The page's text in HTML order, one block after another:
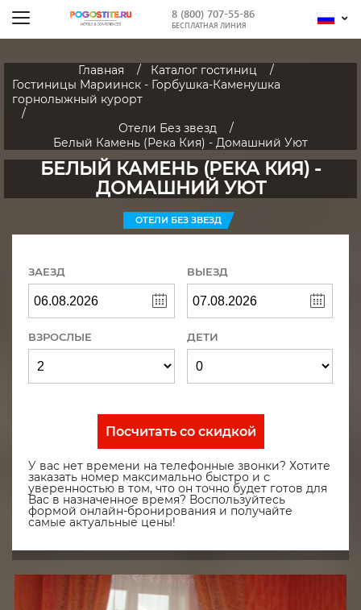
8 (800) 707-55-86
БЕСПЛАТНАЯ ЛИНИЯ
Главная
Каталог гостиниц
Гостиницы Мариинск - Горбушка-Каменушка
горнолыжный курорт
Отели Без звезд
Белый Камень (Река Кия) - Домашний Уют
БЕЛЫЙ КАМЕНЬ (РЕКА КИЯ) -
ДОМАШНИЙ УЮТ
ОТЕЛИ БЕЗ ЗВЕЗД
ЗАЕЗД ВЫЕЗД
ВЗРОСЛЫЕ ДЕТИ
Посчитать со скидкой
У вас нет времени на телефонные звонки? Хотите
заказать номер максимально быстро и с
уверенностью в том, что он точно будет готов для
Вас в назначенное время? Воспользуйтесь
формой онлайн-бронирования и получайте
самые актуальные цены!